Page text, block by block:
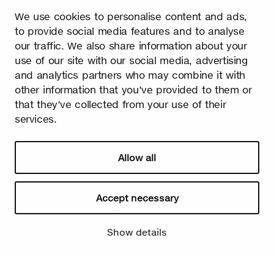
We use cookies to personalise content and ads,
to provide social media features and to analyse
our traffic. We also share information about your
use of our site with our social media, advertising
and analytics partners who may combine it with
other information that you’ve provided to them or
that they’ve collected from your use of their
services.
Allow all
Accept necessary
Show details
Printemps
Il n'y a pas de meilleur signe de l'arrivée du printemps que les
premiers petits bourgeons de bouleau qui apparaissent sur les
arbres. Enfin, le long hiver froid est terminé et la lumière prend
le dessus sur l'obscurité !